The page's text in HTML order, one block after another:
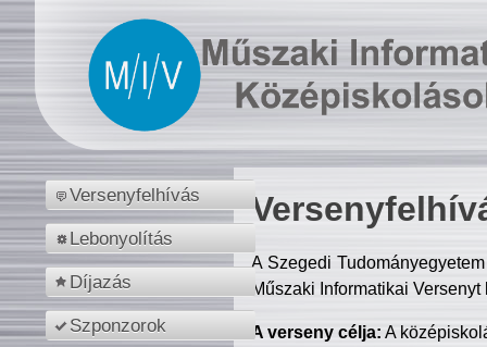
Versenyfelhívás
Lebonyolítás
Díjazás
Szponzorok
A Szegedi
Műszaki Informatikai
A verseny célja: A